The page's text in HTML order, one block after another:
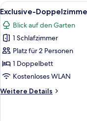
Alle
Fotos
für
Exclusive-
Doppelzimmer,
Nichtraucher,
Gartenblick
27
Exclusive-
Blick auf den Garten
1 Schlafzimmer
Platz für 2 Personen
1 Doppelbett
Kostenloses WLAN
Weitere Details
Weitere